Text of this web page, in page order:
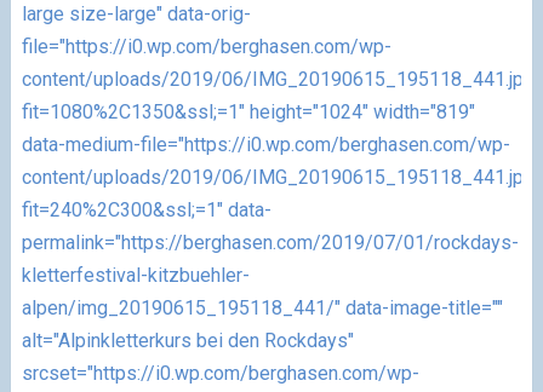
large size-large" data-orig-
file="https://i0.wp.com/berghasen.com/wp-
content/uploads/2019/06/IMG_20190615_195118_441.jpg?
fit=1080%2C1350&ssl;=1" height="1024" width="819"
data-medium-file="https://i0.wp.com/berghasen.com/wp-
content/uploads/2019/06/IMG_20190615_195118_441.jpg?
fit=240%2C300&ssl;=1" data-
permalink="https://berghasen.com/2019/07/01/rockdays-
kletterfestival-kitzbuehler-
alpen/img_20190615_195118_441/" data-image-title=""
alt="Alpinkletterkurs bei den Rockdays"
srcset="https://i0.wp.com/berghasen.com/wp-